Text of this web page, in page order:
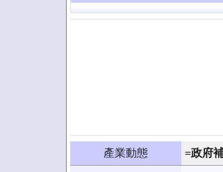
產業動態 =政府